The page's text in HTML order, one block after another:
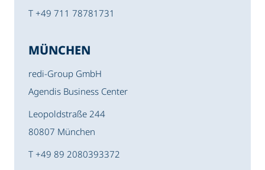
T +49 711 78781731
MÜNCHEN
redi-Group GmbH
Agendis Business Center
Leopoldstraße 244
80807 München
T +49 89 2080393372